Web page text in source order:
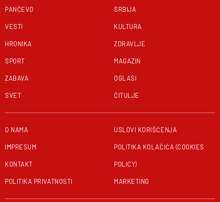
PANČEVO
VESTI
HRONIKA
SPORT
ZABAVA
SVET
SRBIJA
KULTURA
ZDRAVLJE
MAGAZIN
OGLASI
ČITULJE
O NAMA
IMPRESUM
KONTAKT
POLITIKA PRIVATNOSTI
USLOVI KORIŠĆENJA
POLITIKA KOLAČIĆA (COOKIES
POLICY)
MARKETING